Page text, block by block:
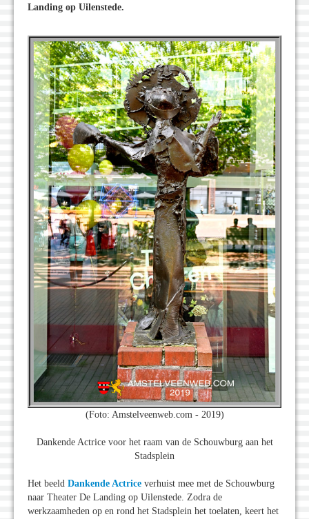
Landing op Uilenstede.
(Foto: Amstelveenweb.com - 2019)
Dankende Actrice voor het raam van de Schouwburg aan het
Stadsplein
Het beeld Dankende Actrice verhuist mee met de Schouwburg
naar Theater De Landing op Uilenstede. Zodra de
werkzaamheden op en rond het Stadsplein het toelaten, keert het